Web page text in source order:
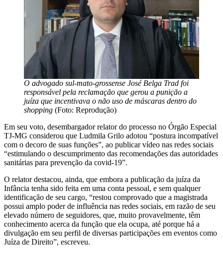
O advogado sul-mato-grossense José Belga Trad foi
responsável pela reclamação que gerou a punição a
juíza que incentivava o não uso de máscaras dentro do
shopping (Foto: Reprodução)
Em seu voto, desembargador relator do processo no Órgão Especial
TJ-MG considerou que Ludmila Grilo adotou “postura incompatível
com o decoro de suas funções”, ao publicar vídeo nas redes sociais
“estimulando o descumprimento das recomendações das autoridades
sanitárias para prevenção da covid-19”.
O relator destacou, ainda, que embora a publicação da juíza da
Infância tenha sido feita em uma conta pessoal, e sem qualquer
identificação de seu cargo, “restou comprovado que a magistrada
possui amplo poder de influência nas redes sociais, em razão de seu
elevado número de seguidores, que, muito provavelmente, têm
conhecimento acerca da função que ela ocupa, até porque há a
divulgação em seu perfil de diversas participações em eventos como
Juíza de Direito”, escreveu.